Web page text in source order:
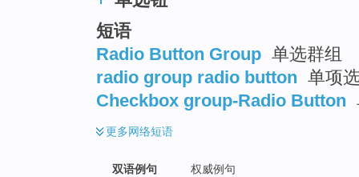
短语
Radio Button Group 单选群组
radio group radio button 单项
Checkbox group-Radio Button
更多网络短语
双语例句 权威例句